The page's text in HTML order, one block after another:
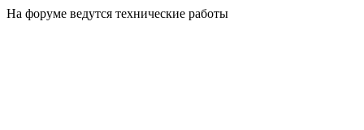
На форуме ведутся технические работы